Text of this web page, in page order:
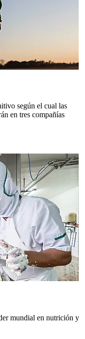
según el cual las
en tres compañías
mundial en nutrición y